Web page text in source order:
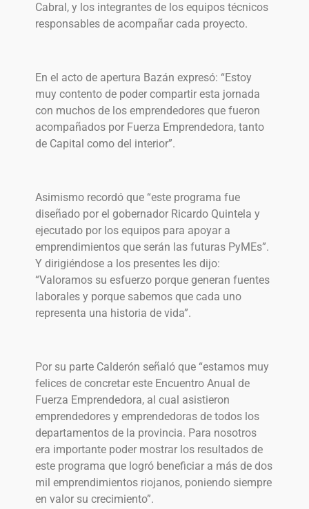
Cabral, y los integrantes de los equipos técnicos
responsables de acompañar cada proyecto.
En el acto de apertura Bazán expresó: “Estoy
muy contento de poder compartir esta jornada
con muchos de los emprendedores que fueron
acompañados por Fuerza Emprendedora, tanto
de Capital como del interior”.
Asimismo recordó que “este programa fue
diseñado por el gobernador Ricardo Quintela y
ejecutado por los equipos para apoyar a
emprendimientos que serán las futuras PyMEs”.
Y dirigiéndose a los presentes les dijo:
“Valoramos su esfuerzo porque generan fuentes
laborales y porque sabemos que cada uno
representa una historia de vida”.
Por su parte Calderón señaló que “estamos muy
felices de concretar este Encuentro Anual de
Fuerza Emprendedora, al cual asistieron
emprendedores y emprendedoras de todos los
departamentos de la provincia. Para nosotros
era importante poder mostrar los resultados de
este programa que logró beneficiar a más de dos
mil emprendimientos riojanos, poniendo siempre
en valor su crecimiento”.